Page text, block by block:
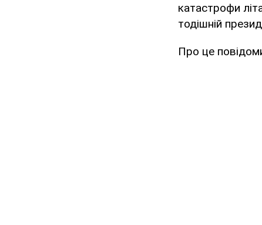
катастрофи
тодішній
Про це